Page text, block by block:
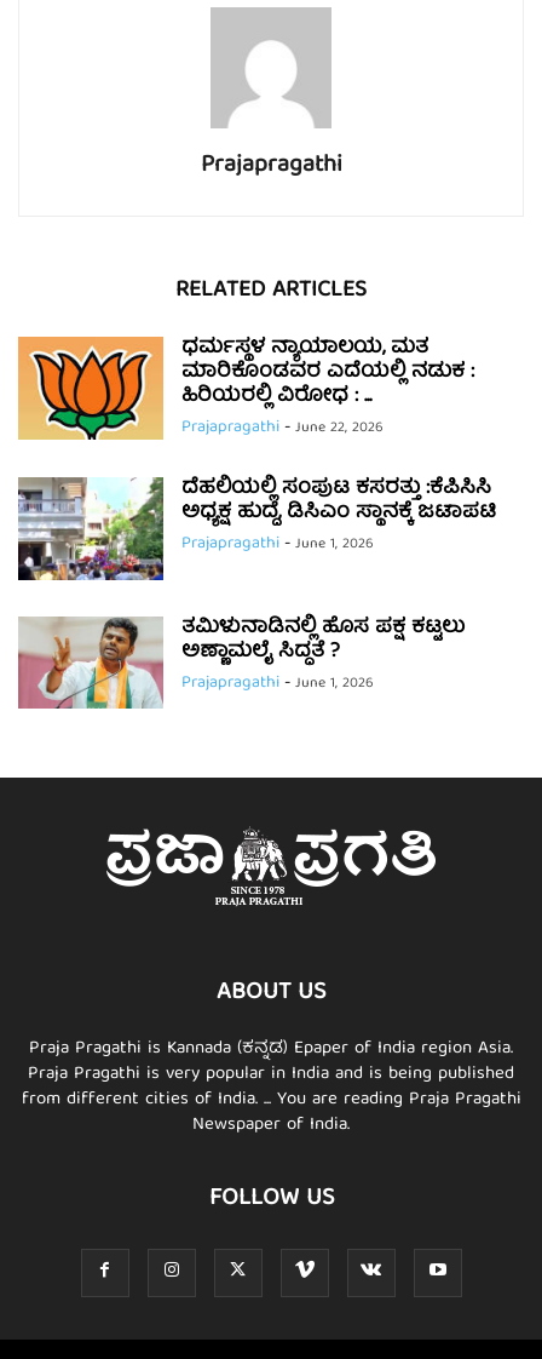
Prajapragathi
RELATED ARTICLES
ಧರ್ಮಸ್ಥಳ ನ್ಯಾಯಾಲಯ, ಮತ
ಮಾರಿಕೊಂಡವರ ಎದೆಯಲ್ಲಿ ನಡುಕ :
ಹಿರಿಯರಲ್ಲಿ ವಿರೋಧ : ...
Prajapragathi-June 22, 2026
ದೆಹಲಿಯಲ್ಲಿ ಸಂಪುಟ ಕಸರತ್ತು :ಕೆಪಿಸಿಸಿ
ಅಧ್ಯಕ್ಷ ಹುದ್ದೆ, ಡಿಸಿಎಂ ಸ್ಥಾನಕ್ಕೆ ಜಟಾಪಟಿ
Prajapragathi-June 1, 2026
ತಮಿಳುನಾಡಿನಲ್ಲಿ ಹೊಸ ಪಕ್ಷ ಕಟ್ಟಲು
ಅಣ್ಣಾಮಲೈ ಸಿದ್ಧತೆ ?
Prajapragathi-June 1, 2026
ABOUT US
Praja Pragathi is Kannada (ಕನ್ನಡ) Epaper of India region Asia.
Praja Pragathi is very popular in India and is being published
from different cities of India. ... You are reading Praja Pragathi
Newspaper of India.
FOLLOW US